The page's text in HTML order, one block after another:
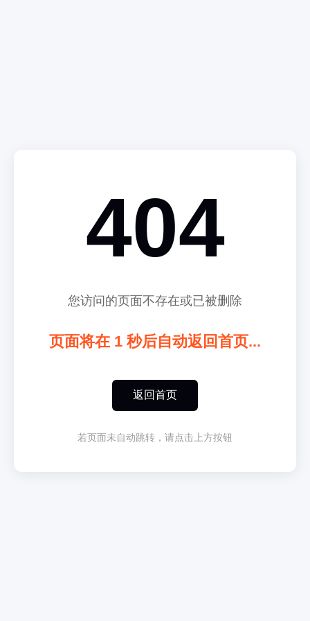
404
您访问的页面不存在或已被删除
页面将在 1 秒后自动返回首页...
返回首页
若页面未自动跳转，请点击上方按钮